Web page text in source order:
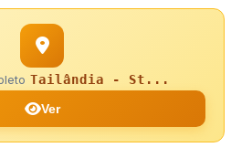
Tailândia - St...
Ver